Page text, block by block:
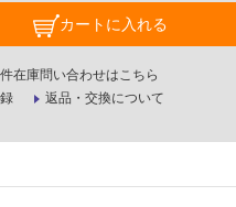
カートに入れる
在庫問い合わせはこちら
返品・交換について